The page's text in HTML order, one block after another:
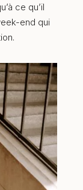
ce qu’il
end qui